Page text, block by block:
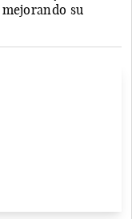
su